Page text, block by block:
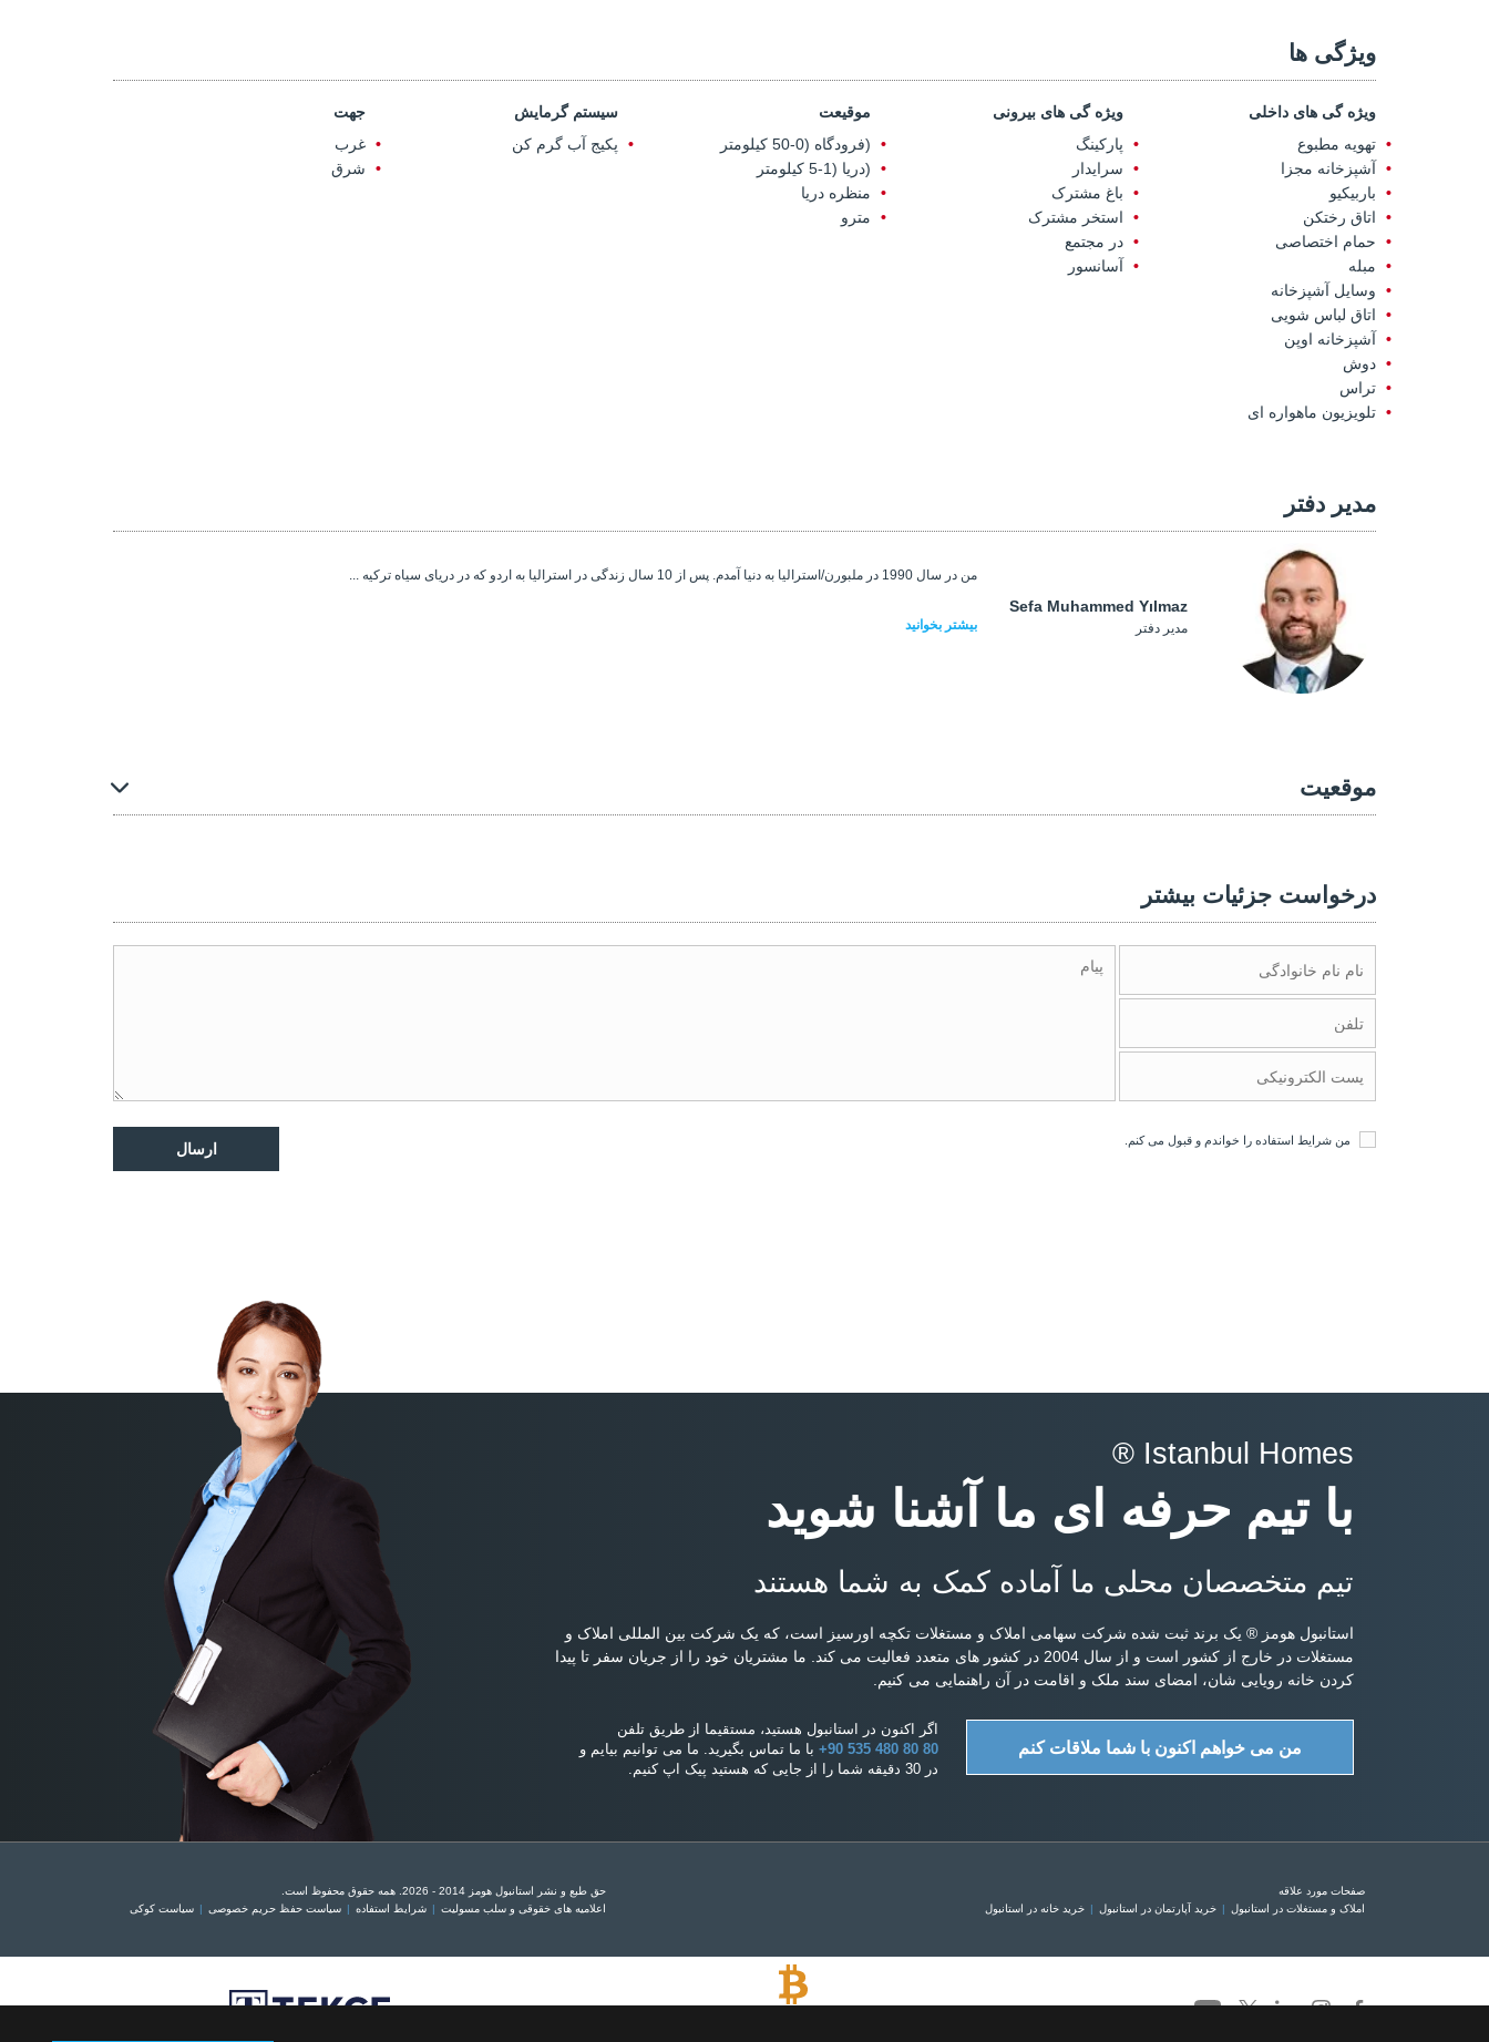
ویژگی ها
ویژه گی های داخلی
تهویه مطبوع
آشپزخانه مجزا
باربیکیو
اتاق رختکن
حمام اختصاصی
مبله
وسایل آشپزخانه
اتاق لباس شویی
آشپزخانه اوپن
دوش
تراس
تلویزیون ماهواره ای
ویژه گی های بیرونی
پارکینگ
سرایدار
باغ مشترک
استخر مشترک
در مجتمع
آسانسور
موقیعت
(فرودگاه (0-50 کیلومتر
(دریا (1-5 کیلومتر
منظره دریا
مترو
سیستم گرمایش
پکیج آب گرم کن
جهت
غرب
شرق
مدیر دفتر
Sefa Muhammed Yılmaz
مدیر دفتر
من در سال 1990 در ملبورن/استرالیا به دنیا آمدم. پس از 10 سال زندگی در استرالیا به اردو که در دریای سیاه ترکیه ...
بیشتر بخوانید
موقعیت
درخواست جزئیات بیشتر
من شرایط استفاده را خواندم و قبول می کنم.
Istanbul Homes ®
با تیم حرفه ای ما آشنا شوید
تیم متخصصان محلی ما آماده کمک به شما هستند
استانبول هومز ® یک برند ثبت شده شرکت سهامی املاک و مستغلات تکچه اورسیز است، که یک شرکت بین المللی املاک و
مستغلات در خارج از کشور است و از سال 2004 در کشور های متعدد فعالیت می کند. ما مشتریان خود را از جریان سفر تا پیدا
کردن خانه رویایی شان، امضای سند ملک و اقامت در آن راهنمایی می کنیم.
من می خواهم اکنون با شما ملاقات کنم
اگر اکنون در استانبول هستید، مستقیما از طریق تلفن
+90 535 480 80 80 با ما تماس بگیرید. ما می توانیم بیایم و
در 30 دقیقه شما را از جایی که هستید پیک اپ کنیم.
صفحات مورد علاقه
املاک و مستغلات در استانبول
خرید آپارتمان در استانبول خرید خانه در استانبول
حق طبع و نشر استانبول هومز 2014 - 2026. همه حقوق محفوظ است.
اعلامیه های خقوقی و سلب مسولیت
شرایط استفاده سیاست حفظ حریم خصوصی سیاست کوکی